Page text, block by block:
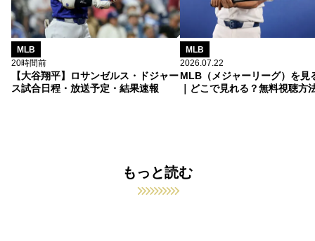
MLB
20時間前
【大谷翔平】ロサンゼルス・ドジャー
ス試合日程・放送予定・結果速報
MLB
2026.07.22
MLB（メジャーリーグ）を見
｜どこで見れる？無料視聴方
もっと読む